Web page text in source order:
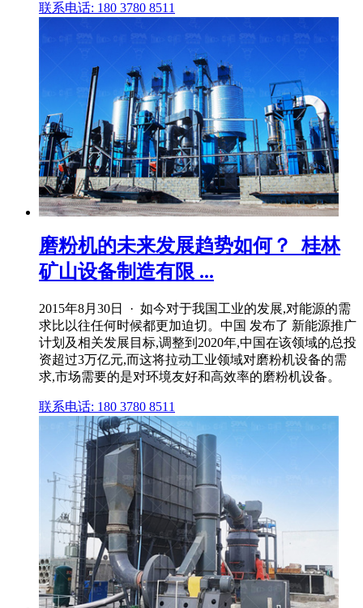
联系电话: 180 3780 8511
磨粉机的未来发展趋势如何？_桂林
矿山设备制造有限 ...
2015年8月30日 · 如今对于我国工业的发展,对能源的需
求比以往任何时候都更加迫切。中国 发布了 新能源推广
计划及相关发展目标,调整到2020年,中国在该领域的总投
资超过3万亿元,而这将拉动工业领域对磨粉机设备的需
求,市场需要的是对环境友好和高效率的磨粉机设备。
联系电话: 180 3780 8511